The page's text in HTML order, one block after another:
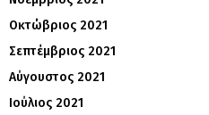
Οκτώβριος 2021
Σεπτέμβριος 2021
Αύγουστος 2021
Ιούλιος 2021